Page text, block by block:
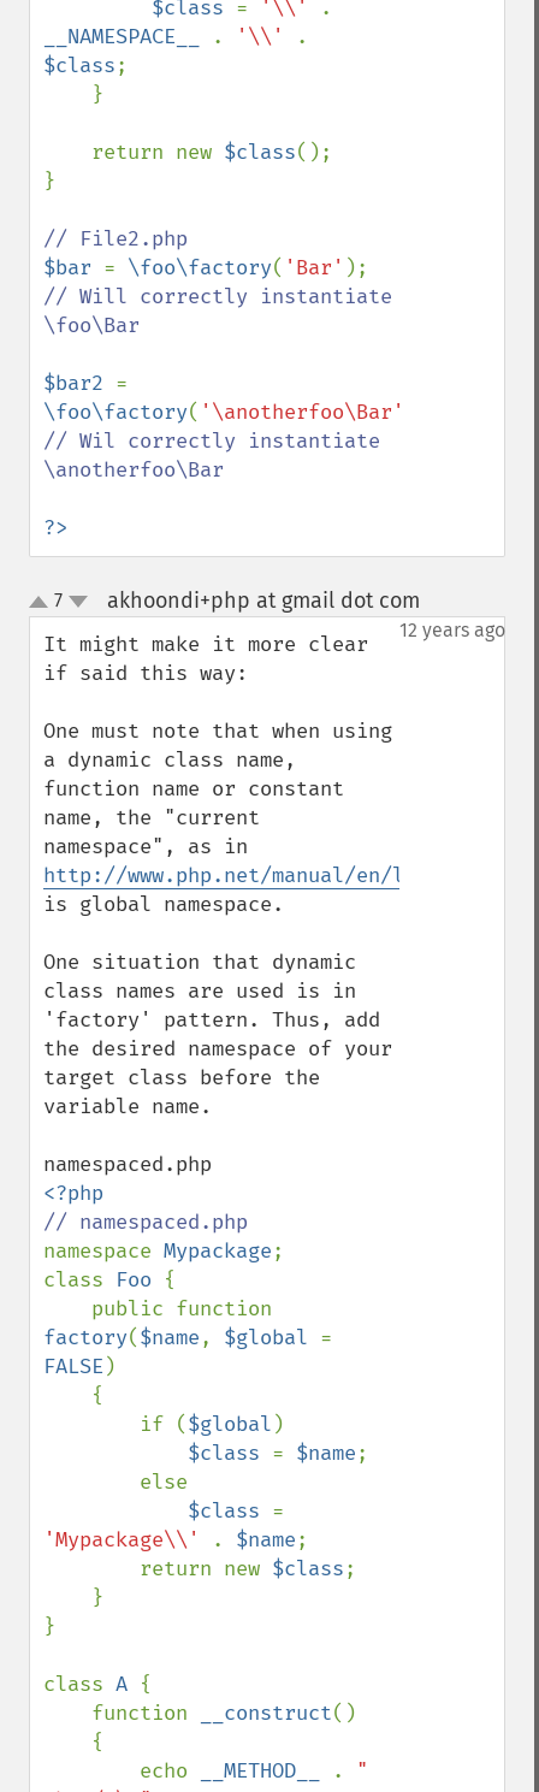
$class = '\\'
__NAMESPACE__
. '\\'
$class;
    return new
$class();
}
$bar = \foo\factory( 'Bar'
// Will correctly instantiate
\foo\Bar
$bar2
\foo\factory( '\anotherfoo\Bar'
// Wil correctly instantiate
\anotherfoo\Bar
?>
up
down
7 akhoondi+php at gmail dot com
12 years ago
It might make it more clear
if said this way:
One must note that when using
a dynamic class name,
function name or constant
name, the "current
http://www.php.net/manual/en/
is global namespace.
One situation that dynamic
class names are used is in
'factory' pattern. Thus, add
the desired namespace of your
target class before the
variable name.
namespace Mypackage;
class Foo {
factory($name, $global
FALSE )
        if (
$global )
$class = $name;
$class
'Mypackage\\'
. $name;
        return new
$class;
}
class A {
    function
__construct()
        echo
__METHOD__ . "